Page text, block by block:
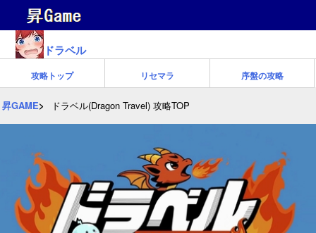
ドラベル
攻略トップ リセマラ 序盤の攻略
昇GAME ドラベル(Dragon Travel) 攻略TOP